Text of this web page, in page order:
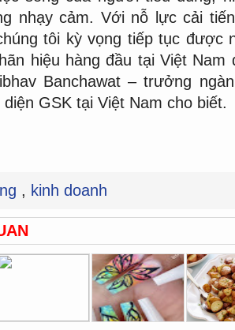
nhạy cảm. Với nỗ lực cải
tôi kỳ vọng tiếp tục được
hiệu hàng đầu tại Việt Nam
Banchawat – trưởng
GSK tại Việt Nam cho biết.
, kinh doanh